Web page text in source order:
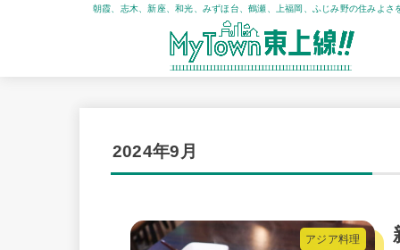
朝霞、志木、新座、和光、みずほ台、鶴瀬、上福岡、ふじみ野の住みよさ
2024年9月
アジア料理